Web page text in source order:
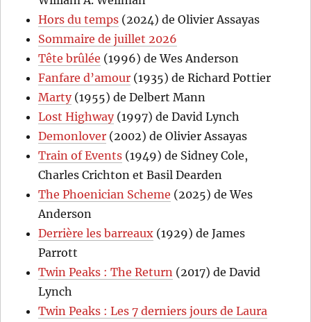
Hors du temps (2024) de Olivier Assayas
Sommaire de juillet 2026
Tête brûlée (1996) de Wes Anderson
Fanfare d’amour (1935) de Richard Pottier
Marty(1955) de Delbert Mann
Lost Highway(1997) de David Lynch
Demonlover (2002) de Olivier Assayas
Train of Events (1949) de Sidney Cole,
Charles Crichton et Basil Dearden
The Phoenician Scheme (2025) de Wes
Anderson
Derrière les barreaux (1929) de James
Parrott
Twin Peaks : The Return (2017) de David
Lynch
Twin Peaks : Les 7 derniers jours de Laura